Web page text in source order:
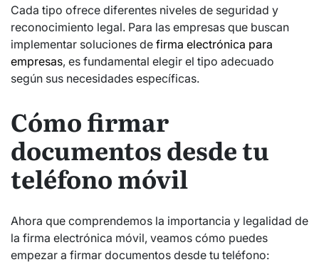
Cada tipo ofrece diferentes niveles de seguridad y
reconocimiento legal. Para las empresas que buscan
implementar soluciones de firma electrónica para
empresas, es fundamental elegir el tipo adecuado
según sus necesidades específicas.
Cómo firmar
documentos desde tu
teléfono móvil
Ahora que comprendemos la importancia y legalidad de
la firma electrónica móvil, veamos cómo puedes
empezar a firmar documentos desde tu teléfono: